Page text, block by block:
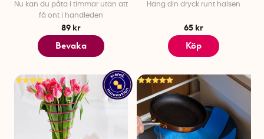
Nu kan du påta i timmar utan att
få ont i handleden
89 kr
Bevaka
Häng din dryck runt halsen
65 kr
Köp